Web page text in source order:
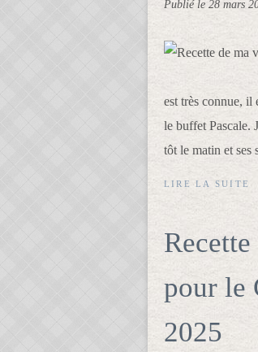
Publié le 28 mars
est très connue, il
le buffet Pascale.
tôt le matin et ses
LIRE LA SUITE
pour le
2025